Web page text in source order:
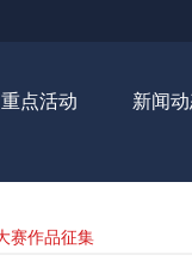
重点活动 新闻
赛作品征集